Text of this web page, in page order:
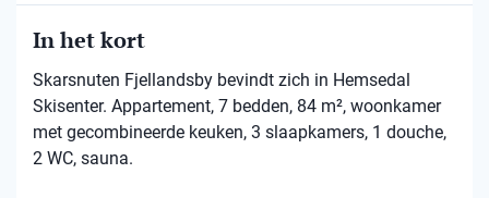
In het kort
Skarsnuten Fjellandsby bevindt zich in Hemsedal
Skisenter. Appartement, 7 bedden, 84 m², woonkamer
met gecombineerde keuken, 3 slaapkamers, 1 douche,
2 WC, sauna.